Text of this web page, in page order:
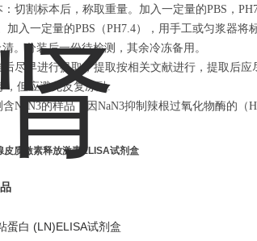
：切割标本后，称取重量。加入一定量的PBS，
入一定量的PBS（PH7.4），用手工或匀浆器将
。分装后一份待检测，其余冷冻备用。
后尽早进行提取，提取按相关文献进行，提取后
，但应避免反复冻融.
NaN3的样品，因NaN3抑制辣根过氧化物酶的（
皮质激素释放激素ELISA试剂盒
蛋白 (LN)ELISA试剂盒